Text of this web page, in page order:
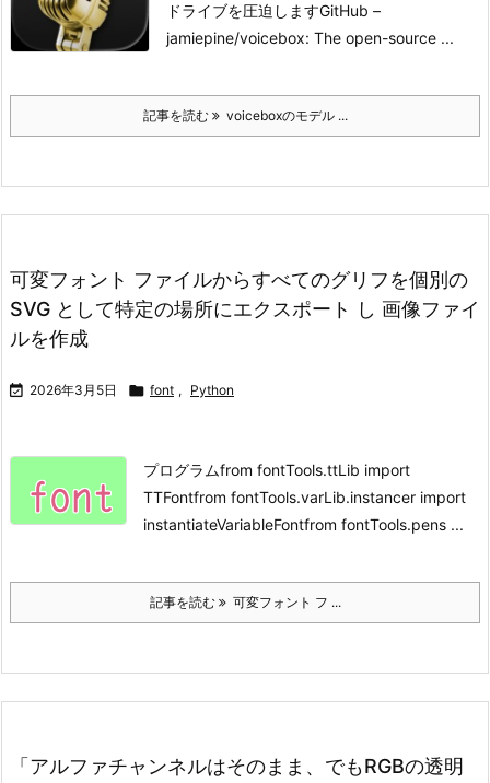
ドライブを圧迫しますGitHub –
jamiepine/voicebox: The open-source ...
記事を読む voiceboxのモデル ...
可変フォント ファイルからすべてのグリフを個別の
SVG として特定の場所にエクスポート し 画像ファイ
ルを作成
 2026年3月5日  font , Python
プログラムfrom fontTools.ttLib import
TTFontfrom fontTools.varLib.instancer import
instantiateVariableFontfrom fontTools.pens ...
記事を読む 可変フォント フ ...
「アルファチャンネルはそのまま、でもRGBの透明